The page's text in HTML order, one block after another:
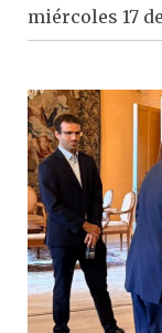
miércoles 17